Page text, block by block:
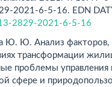
2021-6-5-16. EDN
2829-2021-6-5-16
Ю. Ю. Анализ
трансформации
проблемы управления
сфере и